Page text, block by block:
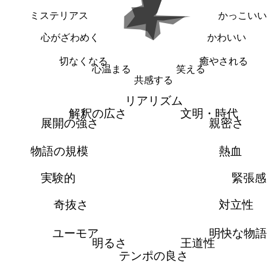
かっこいい
かわいい
癒やされる
笑える
共感する
心温まる
切なくなる
心がざわめく
ミステリアス
リアリズム
文明・時代
親密さ
熱血
緊張感
対立性
明快な物語
王道性
テンポの良さ
明るさ
ユーモア
奇抜さ
実験的
物語の規模
展開の強さ
解釈の広さ